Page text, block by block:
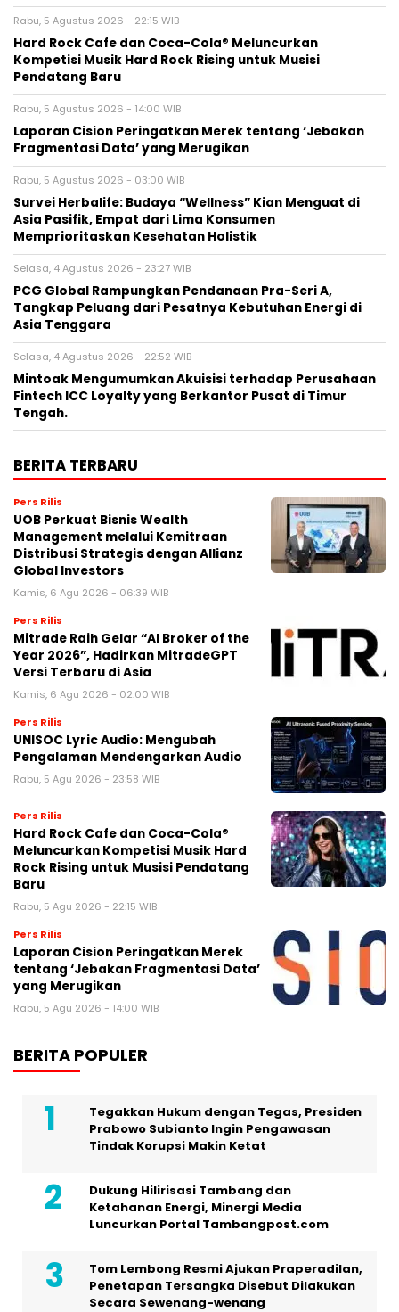
Rabu, 5 Agustus 2026 - 22:15 WIB
Hard Rock Cafe dan Coca-Cola® Meluncurkan
Kompetisi Musik Hard Rock Rising untuk Musisi
Pendatang Baru
Rabu, 5 Agustus 2026 - 14:00 WIB
Laporan Cision Peringatkan Merek tentang ‘Jebakan
Fragmentasi Data’ yang Merugikan
Rabu, 5 Agustus 2026 - 03:00 WIB
Survei Herbalife: Budaya “Wellness” Kian Menguat di
Asia Pasifik, Empat dari Lima Konsumen
Memprioritaskan Kesehatan Holistik
Selasa, 4 Agustus 2026 - 23:27 WIB
PCG Global Rampungkan Pendanaan Pra-Seri A,
Tangkap Peluang dari Pesatnya Kebutuhan Energi di
Asia Tenggara
Selasa, 4 Agustus 2026 - 22:52 WIB
Mintoak Mengumumkan Akuisisi terhadap Perusahaan
Fintech ICC Loyalty yang Berkantor Pusat di Timur
Tengah.
BERITA TERBARU
Pers Rilis
UOB Perkuat Bisnis Wealth
Management melalui Kemitraan
Distribusi Strategis dengan Allianz
Global Investors
Kamis, 6 Agu 2026 - 06:39 WIB
Pers Rilis
Mitrade Raih Gelar “AI Broker of the
Year 2026”, Hadirkan MitradeGPT
Versi Terbaru di Asia
Kamis, 6 Agu 2026 - 02:00 WIB
Pers Rilis
UNISOC Lyric Audio: Mengubah
Pengalaman Mendengarkan Audio
Rabu, 5 Agu 2026 - 23:58 WIB
Pers Rilis
Hard Rock Cafe dan Coca-Cola®
Meluncurkan Kompetisi Musik Hard
Rock Rising untuk Musisi Pendatang
Baru
Rabu, 5 Agu 2026 - 22:15 WIB
Pers Rilis
Laporan Cision Peringatkan Merek
tentang ‘Jebakan Fragmentasi Data’
yang Merugikan
Rabu, 5 Agu 2026 - 14:00 WIB
BERITA POPULER
Tegakkan Hukum dengan Tegas, Presiden
Prabowo Subianto Ingin Pengawasan
Tindak Korupsi Makin Ketat
Dukung Hilirisasi Tambang dan
Ketahanan Energi, Minergi Media
Luncurkan Portal Tambangpost.com
Tom Lembong Resmi Ajukan Praperadilan,
Penetapan Tersangka Disebut Dilakukan
Secara Sewenang-wenang